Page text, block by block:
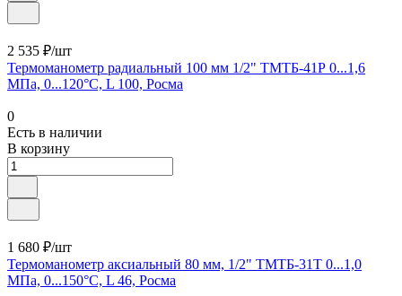
2 535 ₽/шт
Термоманометр радиальный 100 мм 1/2" ТМТБ-41Р 0...1,6
МПа, 0...120°С, L 100, Росма
0
Есть в наличии
В корзину
1 680 ₽/шт
Термоманометр аксиальный 80 мм, 1/2" ТМТБ-31T 0...1,0
МПа, 0...150°С, L 46, Росма